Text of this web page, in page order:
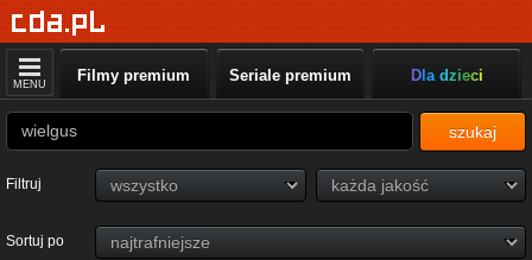
MENU Filmy premium Seriale premium Dla dzieci
szukaj
Filtruj
Sortuj po